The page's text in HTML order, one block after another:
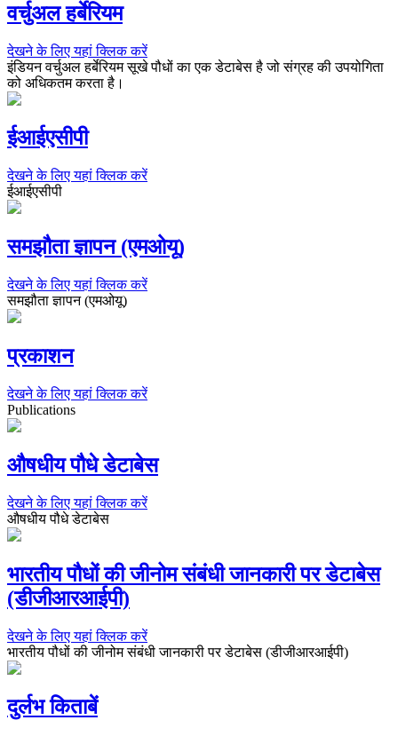
वर्चुअल हर्बेरियम
देखने के लिए यहां क्लिक करें
इंडियन वर्चुअल हर्बेरियम सूखे पौधों का एक डेटाबेस है जो संग्रह की उपयोगिता
को अधिकतम करता है।
ईआईएसीपी
देखने के लिए यहां क्लिक करें
ईआईएसीपी
समझौता ज्ञापन (एमओयू)
देखने के लिए यहां क्लिक करें
समझौता ज्ञापन (एमओयू)
प्रकाशन
देखने के लिए यहां क्लिक करें
Publications
औषधीय पौधे डेटाबेस
देखने के लिए यहां क्लिक करें
औषधीय पौधे डेटाबेस
भारतीय पौधों की जीनोम संबंधी जानकारी पर डेटाबेस
(डीजीआरआईपी)
देखने के लिए यहां क्लिक करें
भारतीय पौधों की जीनोम संबंधी जानकारी पर डेटाबेस (डीजीआरआईपी)
दुर्लभ किताबें